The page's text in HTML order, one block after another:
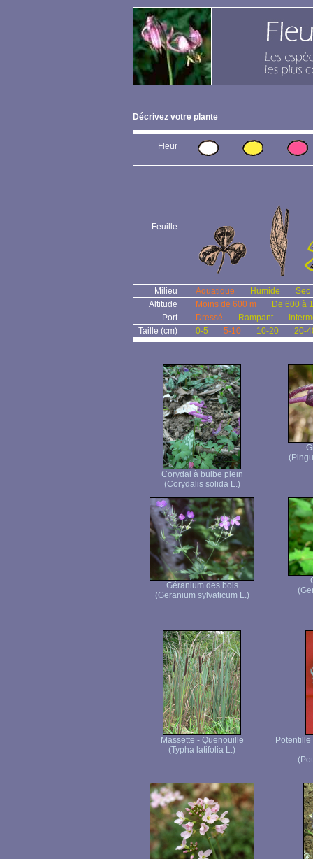
Décrivez votre plante
Fleur
Feuille
Milieu Aquatique Humide
Sec
Altitude
Moins de 600 m
De 600 à
Port
Dressé Rampant
Taille (cm)
0-5 5-10 10-20 20-
Corydal à bulbe plein
(Corydalis solida L.)
Géranium des bois
(Geranium sylvaticum L.)
Massette - Quenouille
(Typha latifolia L.)